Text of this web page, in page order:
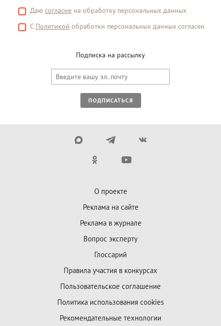
Даю согласие на обработку персональных данных
С Политикой обработки персональных данных согласен
Подписка на рассылку
ПОДПИСАТЬСЯ
О проекте
Реклама на сайте
Реклама в журнале
Вопрос эксперту
Глоссарий
Правила участия в конкурсах
Пользовательское соглашение
Политика использования cookies
Рекомендательные технологии